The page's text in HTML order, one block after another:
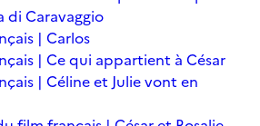
di Caravaggio
| Carlos
| Ce qui appartient à César
| Céline et Julie vont en